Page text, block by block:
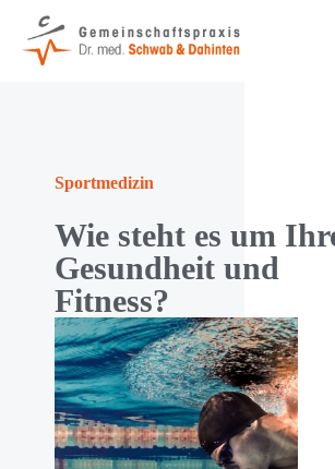
Inhalt
springen
Sportmedizin
Wie steht es um
Gesundheit und
Fitness?